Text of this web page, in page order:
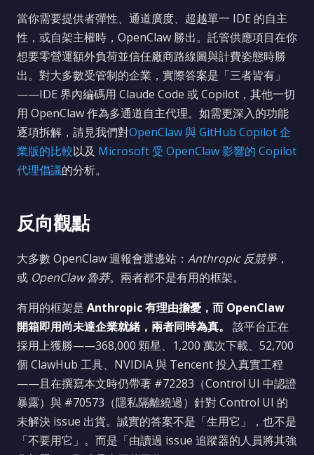
當你需要提供者彈性、通道廣度、超越單一 IDE 的自主
性，或自架主權時，OpenClaw 勝出。託管供應項目在你
想要零營運額外負荷並信任廠商路線圖與計費姿態時勝
出。對大多數受管制的企業，實際答案是「三者皆有」
——IDE 界內編碼用 Claude Code 或 Copilot，其他一切
用 OpenClaw 作為多通道自主代理。如需更深入的功能
逐項拆解，請見我們對OpenClaw 與 GitHub Copilot 企
業版的比較以及 Microsoft 受 OpenClaw 影響的 Copilot
代理倡議的分析。
反向觀點
大多數 OpenClaw 週報會選邊站： Anthropic 反競爭，
或 OpenClaw 魯莽。兩者都不是有用的框架。
有用的框架是 Anthropic 有理由擔憂，而 OpenClaw
開箱即用尚未達企業就緒，兩者同時為真。
該平台正在
採用上獲勝——368,000 顆星、1,200 萬次下載、52,700
個 ClawHub 工具、NVIDIA 與 Tencent 投入真實工程
——且在撰寫本文時仍帶著 #72283（Control UI 中認證
暴露）與 #70573（隱私隔離繞過）針對 Control UI 的
未解決 issue 出貨。誠實的答案不是「生用它」，也不是
「不要用它」。而是「由讀過 issue 追蹤器的人員將其強